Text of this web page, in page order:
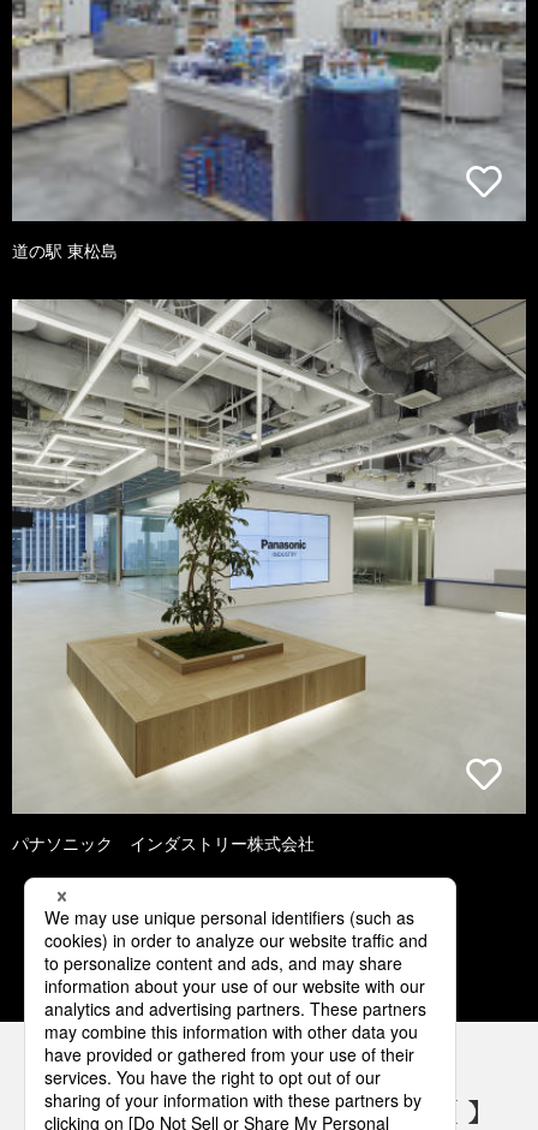
道の駅 東松島
パナソニック インダストリー株式会社
1 2 3 4 5
パナソニックの電気設備 SNSアカウント